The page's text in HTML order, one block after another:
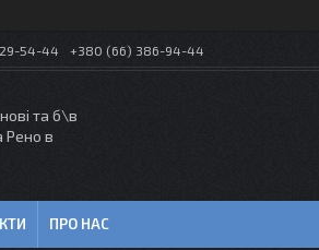
54-44 +380 (66) 386-94-44
та б\в
Рено в
ПРО НАС